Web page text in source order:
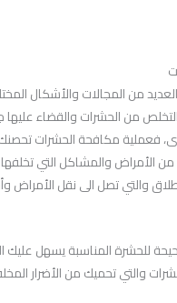
من المجالات والأشكال
من الحشرات والقضاء
فعملية مكافحة الحشرات تحصنك
من الأمراض والمشاكل التي
والتي تصل الى نقل الأمراض
للحشرة المناسبة يسهل عليك
والتي تحميك من الأضرار